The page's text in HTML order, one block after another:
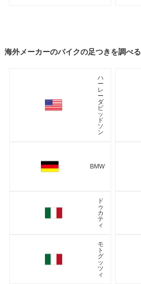
海外メーカーのバイクの足つきを調べる
ハ
ー
レ
ー
ダ
ビ
ッ
ド
ソ
ン
BMW
ド
ゥ
カ
テ
ィ
モ
ト
グ
ッ
ツ
ィ